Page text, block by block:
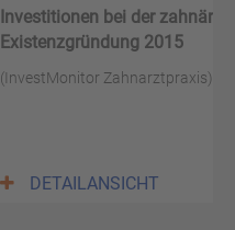
Investitionen bei der
Existenzgründung 2015
(InvestMonitor Zahnarztpraxis)
DETAILANSICHT